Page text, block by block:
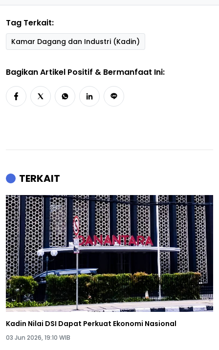
Tag Terkait:
Kamar Dagang dan Industri (Kadin)
Bagikan Artikel Positif & Bermanfaat Ini:
TERKAIT
Kadin Nilai DSI Dapat Perkuat Ekonomi Nasional
03 Jun 2026, 19:10 WIB